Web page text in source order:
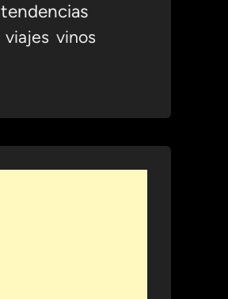
tendencias
viajes vinos